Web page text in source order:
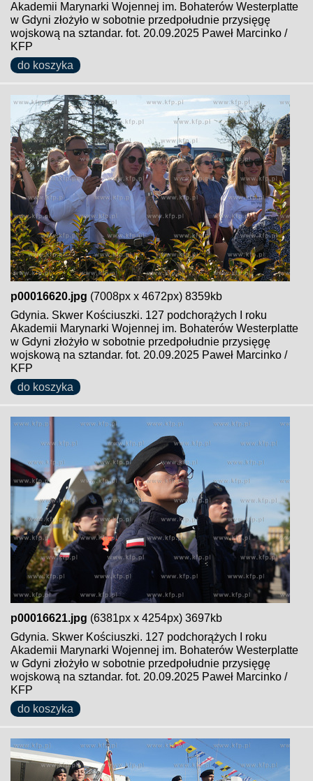
Akademii Marynarki Wojennej im. Bohaterów Westerplatte
w Gdyni złożyło w sobotnie przedpołudnie przysięgę
wojskową na sztandar. fot. 20.09.2025 Paweł Marcinko /
KFP
do koszyka
p00016620.jpg (7008px x 4672px) 8359kb
Gdynia. Skwer Kościuszki. 127 podchorążych I roku
Akademii Marynarki Wojennej im. Bohaterów Westerplatte
w Gdyni złożyło w sobotnie przedpołudnie przysięgę
wojskową na sztandar. fot. 20.09.2025 Paweł Marcinko /
KFP
do koszyka
p00016621.jpg (6381px x 4254px) 3697kb
Gdynia. Skwer Kościuszki. 127 podchorążych I roku
Akademii Marynarki Wojennej im. Bohaterów Westerplatte
w Gdyni złożyło w sobotnie przedpołudnie przysięgę
wojskową na sztandar. fot. 20.09.2025 Paweł Marcinko /
KFP
do koszyka